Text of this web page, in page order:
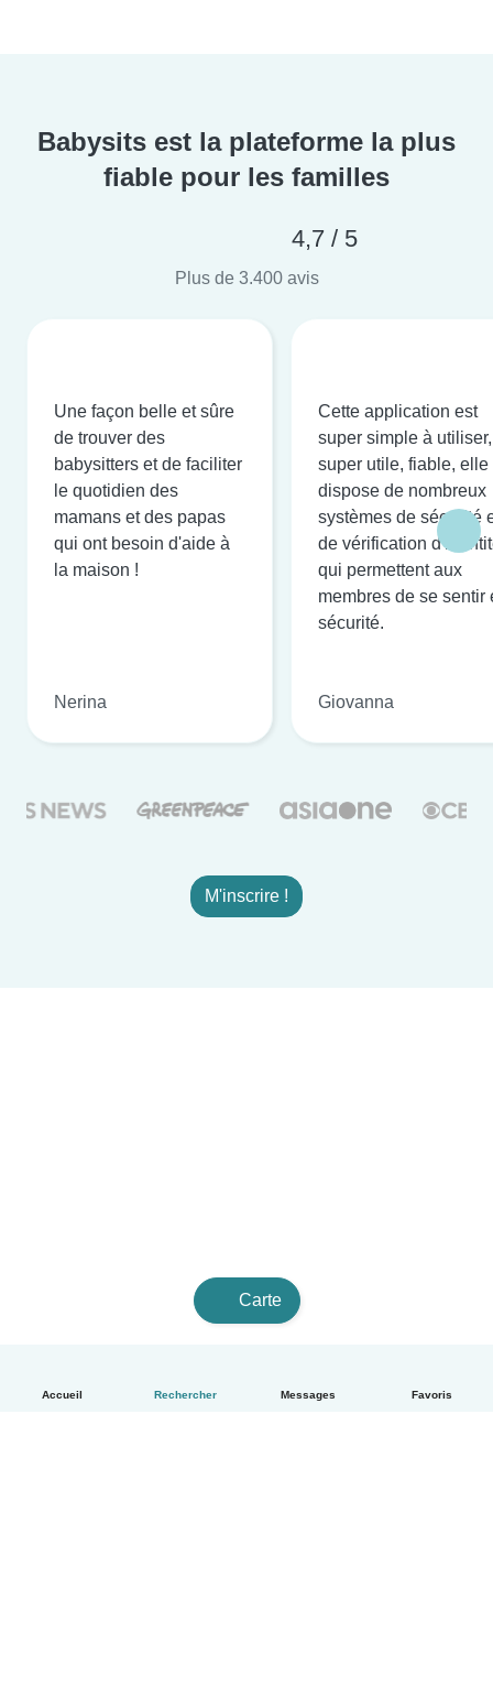
Accueil Rechercher Messages Favoris
Babysits est la plateforme la plus
fiable pour les familles
4,7 / 5
Plus de 3.400 avis
Une façon belle et sûre
de trouver des
babysitters et de faciliter
le quotidien des
mamans et des papas
qui ont besoin d'aide à
la maison !
Nerina
Cette application est
super simple à utiliser,
super utile, fiable, elle
dispose de nombreux
systèmes de sécurité
de vérification
qui permettent aux
membres de se sentir
sécurité.
Giovanna
M'inscrire !
Carte